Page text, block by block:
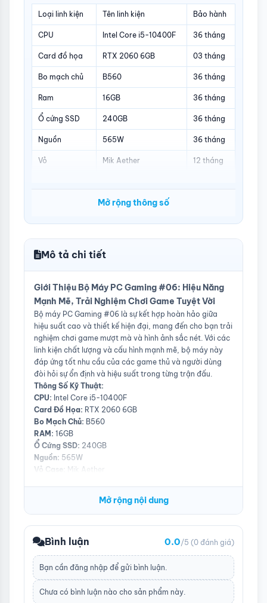
Loại linh kiện Tên linh kiện Bảo hành
CPU Intel Core i5-10400F 36 tháng
Card đồ họa RTX 2060 6GB 03 tháng
Bo mạch chủ B560 36 tháng
Ram 16GB 36 tháng
Ổ cứng SSD 240GB 36 tháng
Nguồn 565W 36 tháng
Vỏ Mik Aether 12 tháng
24inch 100Hz
Mở rộng thông số
Mô tả chi tiết
Giới Thiệu Bộ Máy PC Gaming #06: Hiệu Năng
Mạnh Mẽ, Trải Nghiệm Chơi Game Tuyệt Vời
Bộ máy PC Gaming #06 là sự kết hợp hoàn hảo giữa
hiệu suất cao và thiết kế hiện đại, mang đến cho bạn trải
nghiệm chơi game mượt mà và hình ảnh sắc nét. Với các
linh kiện chất lượng và cấu hình mạnh mẽ, bộ máy này
đáp ứng tốt nhu cầu của các game thủ và người dùng
đòi hỏi sự ổn định và hiệu suất trong từng trận đấu.
Thông Số Kỹ Thuật:
CPU: Intel Core i5-10400F
Card Đồ Họa: RTX 2060 6GB
Bo Mạch Chủ: B560
RAM: 16GB
Ổ Cứng SSD: 240GB
Nguồn: 565W
Vỏ Case:
Mik Aether
Hiệu Năng Vượt Trội:CPU Intel Core i5-10400F phối
mạnh mẽ, cho phép bạn chơi các tựa game AAA ở độ
suất ổn định và hình ảnh sắc nét.
Bộ Nhớ RAM 16GB:
nhiệm tốt, cho phép bạn chạy nhiều ứng dụng và trò
chơi nặng cùng lúc mà không gặp hiện tượng lag hay
Mở rộng nội dung
Bình luận 0.0/5 (0 đánh giá)
Bạn cần đăng nhập để gửi bình luận.
Chưa có bình luận nào cho sản phẩm này.